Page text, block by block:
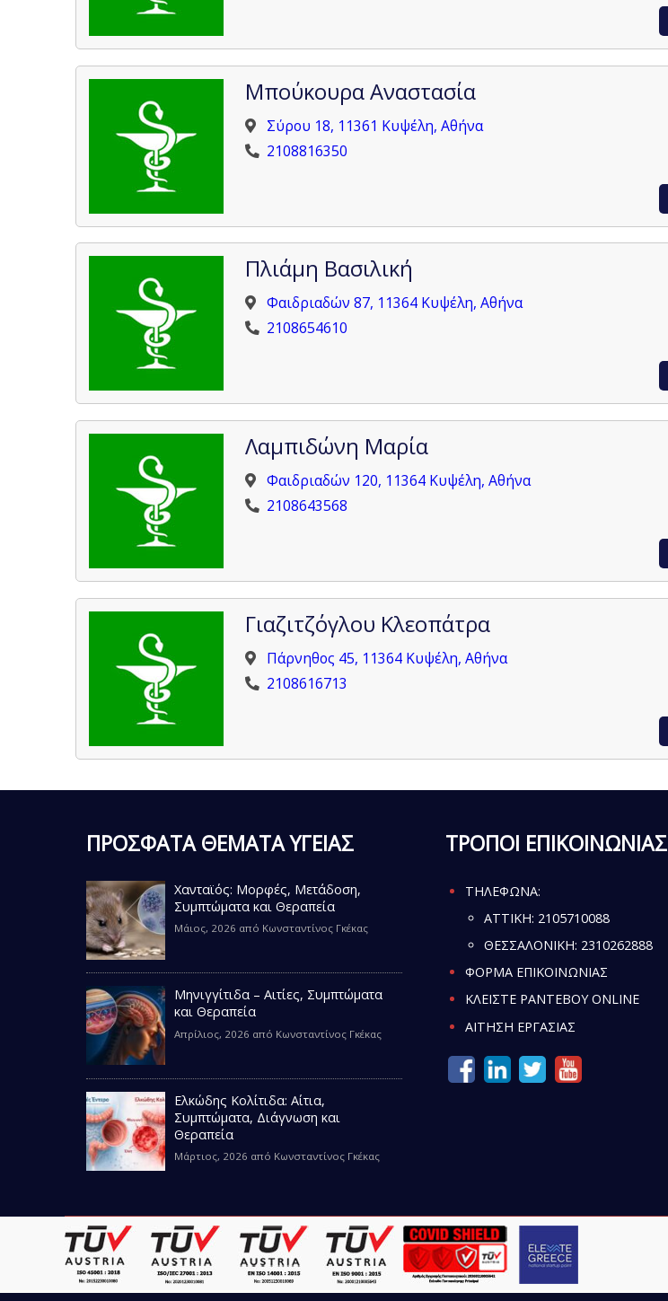
Μπούκουρα Αναστασία
Σύρου 18, 11361 Κυψέλη, Αθήνα
2108816350
Πλιάμη Βασιλική
Φαιδριαδών 87, 11364 Κυψέλη, Αθήνα
2108654610
Λαμπιδώνη Μαρία
Φαιδριαδών 120, 11364 Κυψέλη, Αθήνα
2108643568
Γιαζιτζόγλου Κλεοπάτρα
Πάρνηθος 45, 11364 Κυψέλη, Αθήνα
2108616713
ΠΡΟΣΦΑΤΑ ΘΕΜΑΤΑ ΥΓΕΙΑΣ
Χανταϊός: Μορφές, Μετάδοση,
Συμπτώματα και Θεραπεία
Μάιος, 2026 από Κωνσταντίνος Γκέκας
Μηνιγγίτιδα – Αιτίες, Συμπτώματα
και Θεραπεία
Απρίλιος, 2026 από Κωνσταντίνος Γκέκας
Ελκώδης Κολίτιδα: Αίτια,
Συμπτώματα, Διάγνωση και
Θεραπεία
Μάρτιος, 2026 από Κωνσταντίνος Γκέκας
ΤΡΟΠΟΙ ΕΠΙΚΟΙΝΩΝΙΑΣ
ΤΗΛΕΦΩΝΑ:
ATTIKH: 2105710088
ΘΕΣΣΑΛΟΝΙΚΗ: 2310262888
ΦΟΡΜΑ ΕΠΙΚΟΙΝΩΝΙΑΣ
ΚΛΕΙΣΤΕ ΡΑΝΤΕΒΟΥ ONLINE
ΑΙΤΗΣΗ ΕΡΓΑΣΙΑΣ